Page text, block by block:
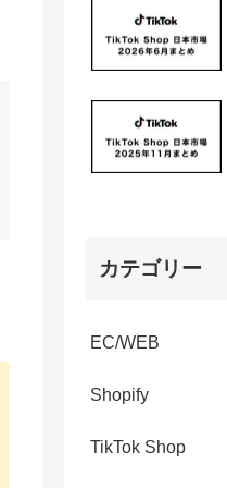
カテゴリー
EC/WEB
Shopify
TikTok Shop